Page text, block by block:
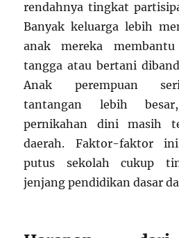
rendahnya tingkat
Banyak keluarga lebih
anak mereka
tangga atau bertani
Anak perempuan
tantangan lebih
pernikahan dini masih
daerah. Faktor-faktor
putus sekolah cukup
jenjang pendidikan dasar